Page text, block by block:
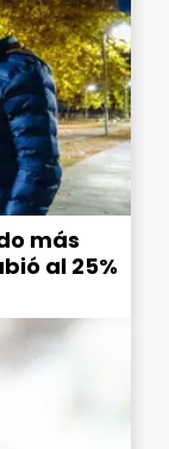
más
al 25%